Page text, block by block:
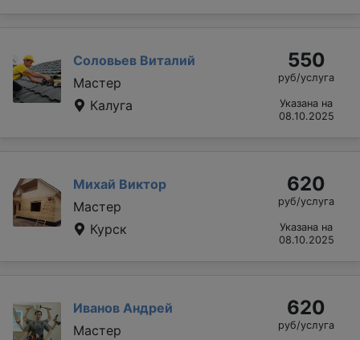
Соловьев Виталий
Мастер
Калуга
550
руб/услуга
Указана на
08.10.2025
Михай Виктор
Мастер
Курск
620
руб/услуга
Указана на
08.10.2025
Иванов Андрей
Мастер
620
руб/услуга